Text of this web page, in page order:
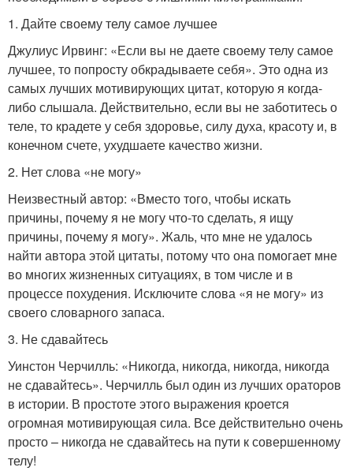
1. Дайте своему телу самое лучшее
Джулиус Ирвинг: «Если вы не даете своему телу самое
лучшее, то попросту обкрадываете себя». Это одна из
самых лучших мотивирующих цитат, которую я когда-
либо слышала. Действительно, если вы не заботитесь о
теле, то крадете у себя здоровье, силу духа, красоту и, в
конечном счете, ухудшаете качество жизни.
2. Нет слова «не могу»
Неизвестный автор: «Вместо того, чтобы искать
причины, почему я не могу что-то сделать, я ищу
причины, почему я могу». Жаль, что мне не удалось
найти автора этой цитаты, потому что она помогает мне
во многих жизненных ситуациях, в том числе и в
процессе похудения. Исключите слова «я не могу» из
своего словарного запаса.
3. Не сдавайтесь
Уинстон Черчилль: «Никогда, никогда, никогда, никогда
не сдавайтесь». Черчилль был один из лучших ораторов
в истории. В простоте этого выражения кроется
огромная мотивирующая сила. Все действительно очень
просто – никогда не сдавайтесь на пути к совершенному
телу!